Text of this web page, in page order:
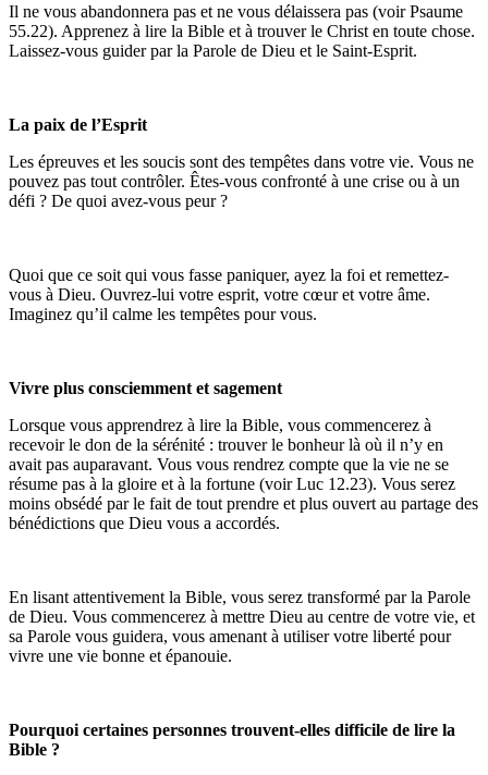
Il ne vous abandonnera pas et ne vous délaissera pas (voir Psaume
55.22). Apprenez à lire la Bible et à trouver le Christ en toute chose.
Laissez-vous guider par la Parole de Dieu et le Saint-Esprit.
La paix de l’Esprit
Les épreuves et les soucis sont des tempêtes dans votre vie. Vous ne
pouvez pas tout contrôler. Êtes-vous confronté à une crise ou à un
défi ? De quoi avez-vous peur ?
Quoi que ce soit qui vous fasse paniquer, ayez la foi et remettez-
vous à Dieu. Ouvrez-lui votre esprit, votre cœur et votre âme.
Imaginez qu’il calme les tempêtes pour vous.
Vivre plus consciemment et sagement
Lorsque vous apprendrez à lire la Bible, vous commencerez à
recevoir le don de la sérénité : trouver le bonheur là où il n’y en
avait pas auparavant. Vous vous rendrez compte que la vie ne se
résume pas à la gloire et à la fortune (voir Luc 12.23). Vous serez
moins obsédé par le fait de tout prendre et plus ouvert au partage des
bénédictions que Dieu vous a accordés.
En lisant attentivement la Bible, vous serez transformé par la Parole
de Dieu. Vous commencerez à mettre Dieu au centre de votre vie, et
sa Parole vous guidera, vous amenant à utiliser votre liberté pour
vivre une vie bonne et épanouie.
Pourquoi certaines personnes trouvent-elles difficile de lire la
Bible ?